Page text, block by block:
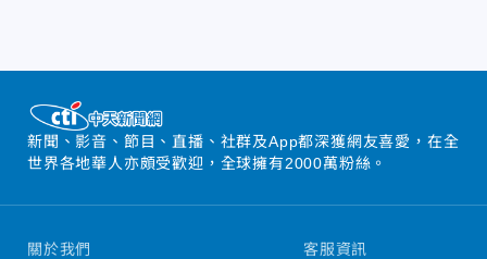
新聞、影音、節目、直播、社群及App都深獲網友喜愛，在全
世界各地華人亦頗受歡迎，全球擁有2000萬粉絲。
關於我們 客服資訊